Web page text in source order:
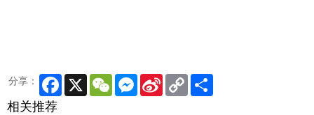
分享： Facebook
X WeChatMessenger
Sina
Weibo
Copy
Link
相关推荐